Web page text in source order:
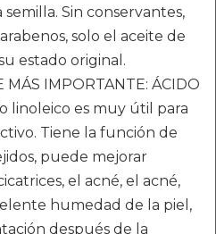
Sin conservantes,
solo el aceite de
estado original.
MÁS IMPORTANTE: ÁCIDO
linoleico es muy útil para
Tiene la función de
puede mejorar
el acné, el acné,
humedad de la piel,
después de la